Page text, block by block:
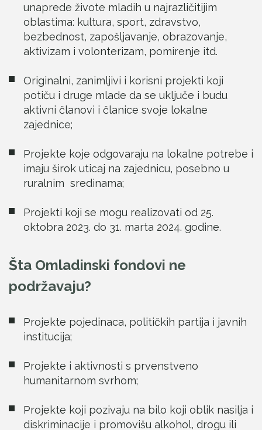
unaprede živote mladih u najrazličitijim
oblastima: kultura, sport, zdravstvo,
bezbednost, zapošljavanje, obrazovanje,
aktivizam i volonterizam, pomirenje itd.
Originalni, zanimljivi i korisni projekti koji
potiču i druge mlade da se uključe i budu
aktivni članovi i članice svoje lokalne
zajednice;
Projekte koje odgovaraju na lokalne potrebe i
imaju širok uticaj na zajednicu, posebno u
ruralnim sredinama;
Projekti koji se mogu realizovati od 25.
oktobra 2023. do 31. marta 2024. godine.
Šta Omladinski fondovi ne
podržavaju?
Projekte pojedinaca, političkih partija i javnih
institucija;
Projekte i aktivnosti s prvenstveno
humanitarnom svrhom;
Projekte koji pozivaju na bilo koji oblik nasilja i
diskriminacije i promovišu alkohol, drogu ili